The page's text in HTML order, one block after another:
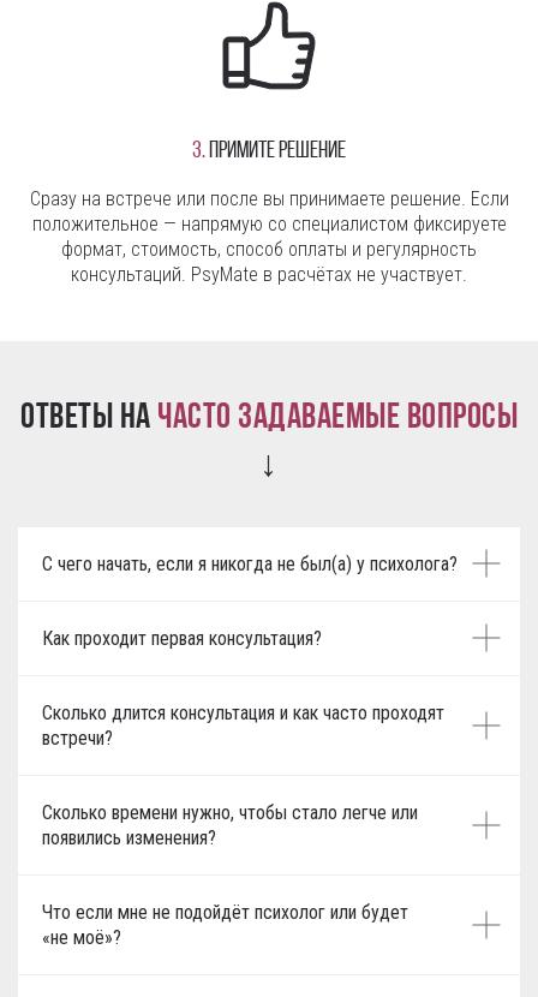
3. Примите решение
Сразу на встрече или после вы принимаете решение. Если
положительное — напрямую со специалистом фиксируете
формат, стоимость, способ оплаты и регулярность
консультаций. PsyMate в расчётах не участвует.
Ответы на часто задаваемые вопросы
↓
С чего начать, если я никогда не был(а) у психолога?
Как проходит первая консультация?
Сколько длится консультация и как часто проходят
встречи?
Сколько времени нужно, чтобы стало легче или
появились изменения?
Что если мне не подойдёт психолог или будет
«не моё»?